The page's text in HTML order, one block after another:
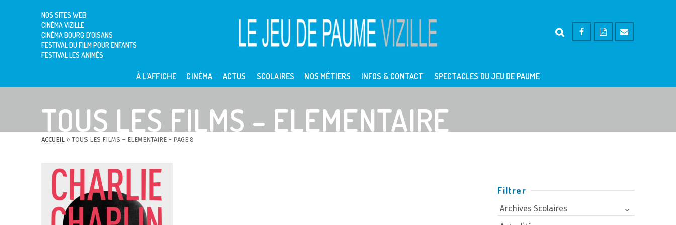
NOS SITES WEB
CINÉMA VIZILLE
CINÉMA BOURG D’OISANS
FESTIVAL DU FILM POUR ENFANTS
FESTIVAL LES ANIMÉS
À L’AFFICHE CINÉMA ACTUS SCOLAIRES NOS MÉTIERS INFOS & CONTACT SPECTACLES DU JEU DE PAUME
TOUS LES FILMS – ELEMENTAIRE
ACCUEIL » TOUS LES FILMS – ELEMENTAIRE - PAGE 8
Filtrer
Archives Scolaires